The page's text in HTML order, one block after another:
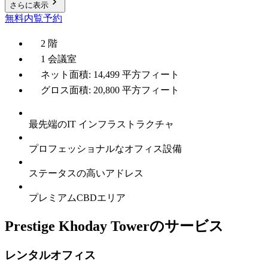
さらに表示
無料内覧予約
2 階
1 会議室
ネット面積: 14,499 平方フィート
グロス面積: 20,800 平方フィート
最先端のIT インフラストラクチャ
プロフェッショナルなオフィス設備
ステータスの高いアドレス
プレミアムCBDエリア
Prestige Khoday Towerのサービス
レンタルオフィス